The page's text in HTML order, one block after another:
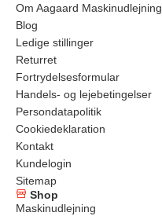
Om Aagaard Maskinudlejning
Blog
Ledige stillinger
Returret
Fortrydelsesformular
Handels- og lejebetingelser
Persondatapolitik
Cookiedeklaration
Kontakt
Kundelogin
Sitemap
Shop
Maskinudlejning